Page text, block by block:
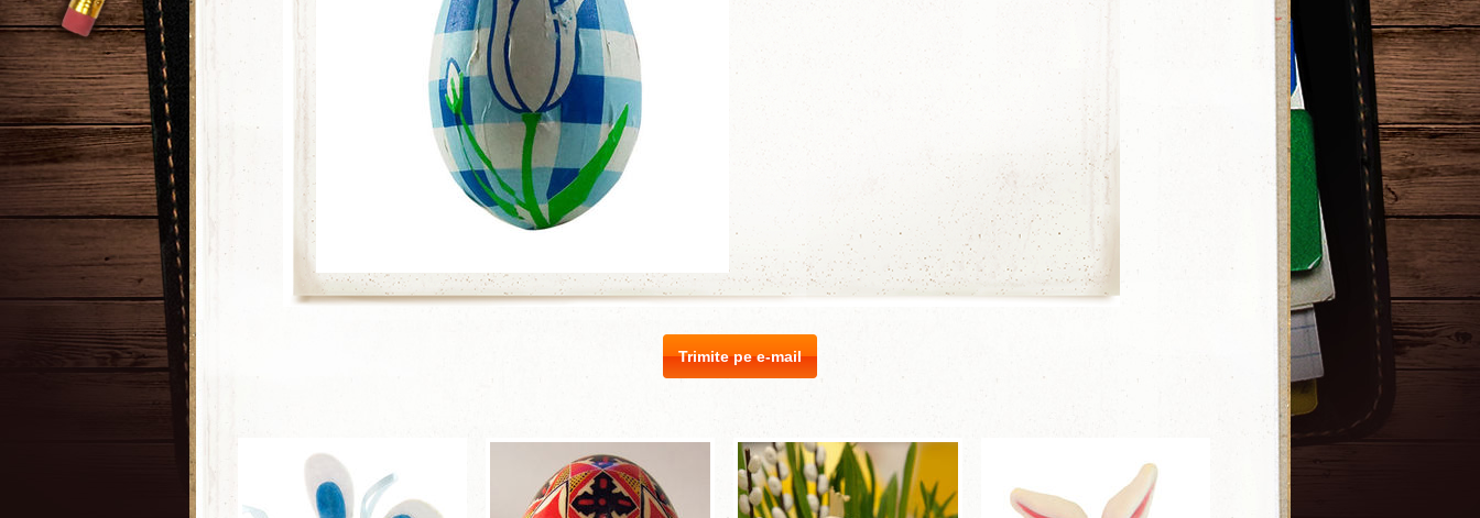
Trimite pe e-mail